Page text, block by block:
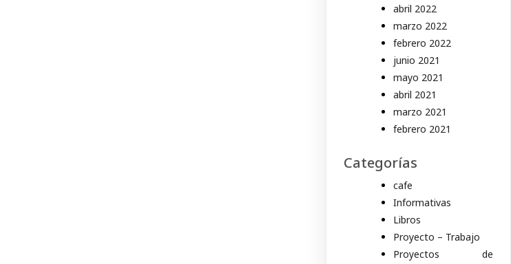
abril 2022
marzo 2022
febrero 2022
junio 2021
mayo 2021
abril 2021
marzo 2021
febrero 2021
Categorías
cafe
Informativas
Libros
Proyecto – Trabajo
Proyectos de